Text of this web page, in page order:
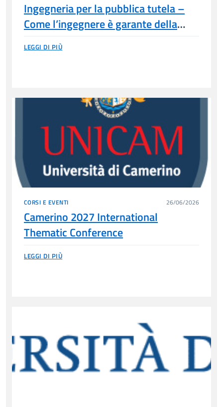
Ingegneria per la pubblica tutela –
Come l’ingegnere è garante della
sicurezza nelle sue diverse forme –
WEBINAR
LEGGI DI PIÙ
CORSI E EVENTI 26/06/2026
Camerino 2027 International
Thematic Conference
LEGGI DI PIÙ